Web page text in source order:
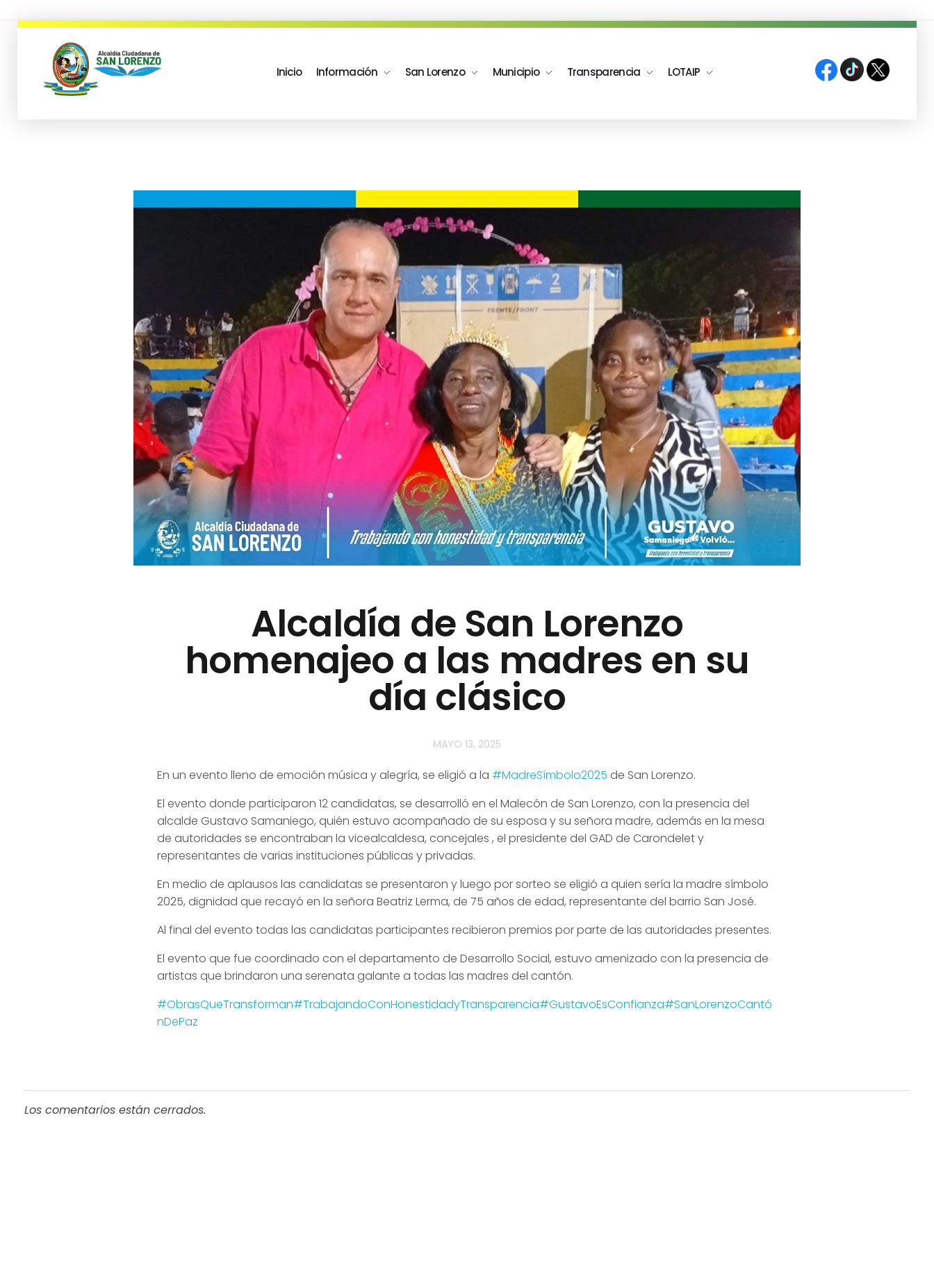
Inicio Información San Lorenzo Municipio Transparencia LOTAIP
Alcaldía de San Lorenzo
homenajeo a las madres en su
día clásico
MAYO 13, 2025
En un evento lleno de emoción música y alegría, se eligió a la #MadreSímbolo2025 de San Lorenzo.
El evento donde participaron 12 candidatas, se desarrolló en el Malecón de San Lorenzo, con la presencia del
alcalde Gustavo Samaniego, quién estuvo acompañado de su esposa y su señora madre, además en la mesa
de autoridades se encontraban la vicealcaldesa, concejales , el presidente del GAD de Carondelet y
representantes de varias instituciones públicas y privadas.
En medio de aplausos las candidatas se presentaron y luego por sorteo se eligió a quien sería la madre símbolo
2025, dignidad que recayó en la señora Beatriz Lerma, de 75 años de edad, representante del barrio San José.
Al final del evento todas las candidatas participantes recibieron premios por parte de las autoridades presentes.
El evento que fue coordinado con el departamento de Desarrollo Social, estuvo amenizado con la presencia de
artistas que brindaron una serenata galante a todas las madres del cantón.
#ObrasQueTransforman#TrabajandoConHonestidadyTransparencia#GustavoEsConfianza#SanLorenzoCantó
nDePaz
Los comentarios están cerrados.